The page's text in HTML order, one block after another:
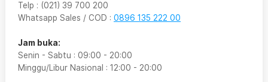
Telp : (021) 39 700 200
Whatsapp Sales / COD : 0896 135 222 00
Jam buka:
Senin - Sabtu : 09:00 - 20:00
Minggu/Libur Nasional : 12:00 - 20:00